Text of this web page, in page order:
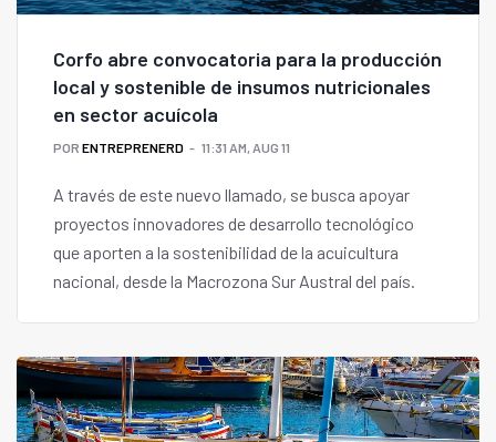
Corfo abre convocatoria para la producción
local y sostenible de insumos nutricionales
en sector acuícola
POR ENTREPRENERD 11:31 AM, AUG 11
A través de este nuevo llamado, se busca apoyar
proyectos innovadores de desarrollo tecnológico
que aporten a la sostenibilidad de la acuicultura
nacional, desde la Macrozona Sur Austral del país.